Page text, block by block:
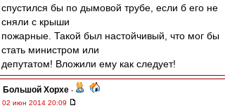
спустился бы по дымовой трубе, если б его не
сняли с крыши
пожарные. Такой был настойчивый, что мог бы
стать министром или
депутатом! Вложили ему как следует!
Большой Хорхе -
02 июн 2014 20:09